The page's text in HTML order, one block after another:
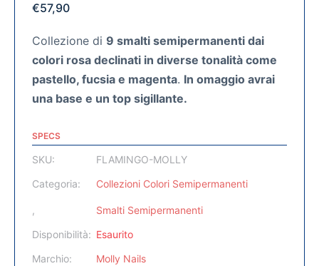
€57,90
Collezione di 9 smalti semipermanenti dai
colori rosa declinati in diverse tonalità come
pastello, fucsia e magenta. In omaggio avrai
una base e un top sigillante.
SPECS
SKU:
FLAMINGO-MOLLY
Categoria:
Collezioni Colori Semipermanenti
,
Smalti Semipermanenti
Disponibilità: Esaurito
Marchio:
Molly Nails